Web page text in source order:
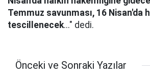
Temmuz savunması, 16 Nisan'da
tescillenecek..." dedi.
Önceki ve Sonraki Yazılar